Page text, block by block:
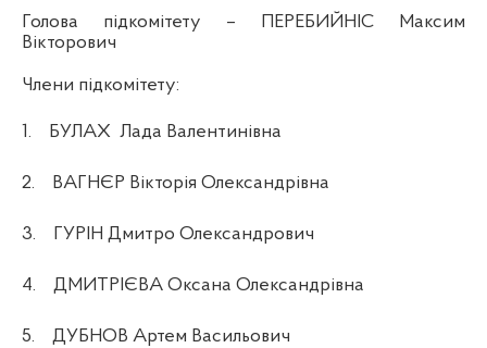
Голова підкомітету – ПЕРЕБИЙНІС Максим
Вікторович
Члени підкомітету:
1. БУЛАХ Лада Валентинівна
2. ВАГНЄР Вікторія Олександрівна
3. ГУРІН Дмитро Олександрович
4. ДМИТРІЄВА Оксана Олександрівна
5. ДУБНОВ Артем Васильович